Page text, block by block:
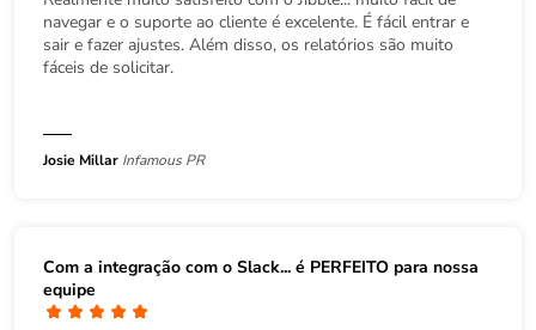
navegar e o suporte ao cliente é excelente. É fácil entrar e
sair e fazer ajustes. Além disso, os relatórios são muito
fáceis de solicitar.
Josie Millar Infamous PR
Com a integração com o Slack... é PERFEITO para nossa
equipe